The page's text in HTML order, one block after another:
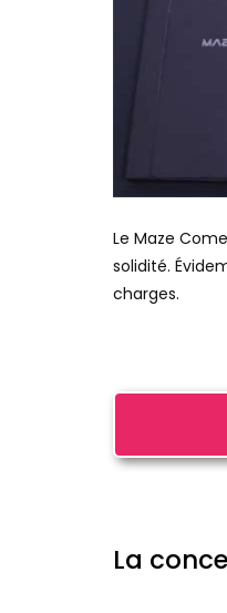
Le Maze
solidité.
charges.
La